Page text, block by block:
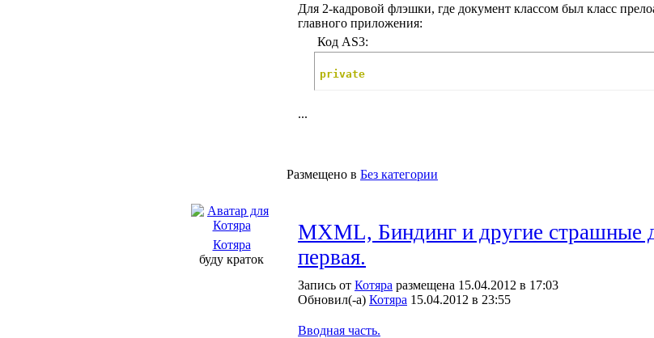
Для 2-кадровой флэшки, где документ классом был класс
главного приложения:
Код AS3:
private
...
Размещено в Без категории
Котяра
буду краток
MXML, Биндинг и другие страшные
первая.
Запись от Котяра размещена 15.04.2012 в 17:03
Обновил(-а) Котяра 15.04.2012 в 23:55
Вводная часть.